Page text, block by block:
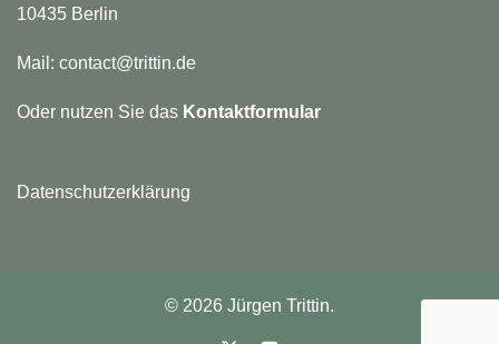
10435 Berlin
Mail: contact@trittin.de
Oder nutzen Sie das Kontaktformular
Datenschutzerklärung
© 2026 Jürgen Trittin.